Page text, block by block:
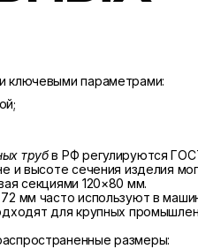
ключевыми параметрами:
трубв РФ регулируются
и высоте сечения изделия
секциями 120×80 мм.
мм часто используют в
для крупных
размеры: